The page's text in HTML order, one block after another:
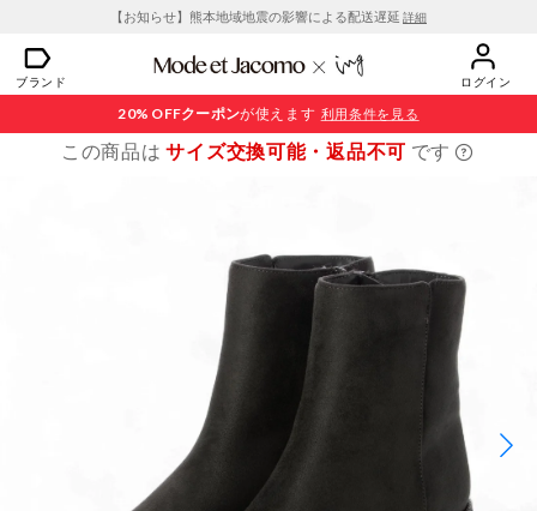
【お知らせ】熊本地域地震の影響による配送遅延 詳細
ブランド ログイン
20% OFFクーポンが使えます 利用条件を見る
この商品はサイズ交換可能・返品不可 です